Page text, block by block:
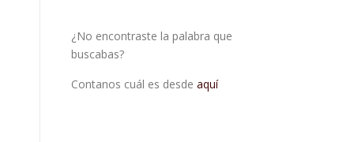
¿No encontraste la palabra que
buscabas?
Contanos cuál es desde aquí